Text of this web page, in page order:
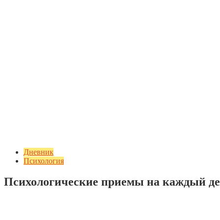
Дневник
Психология
Психологические приемы на каждый